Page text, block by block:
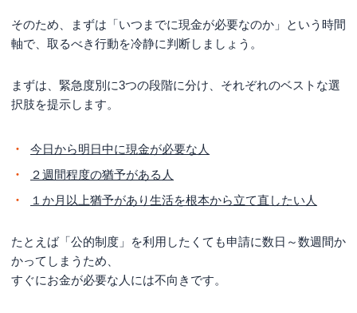
どこからも借りられない状態が長く続いているな
ら公的支援や債務整理を検討
貸付制度
家賃補助で生活基盤を守る住居確保給付金
借金返済が不可能なら債務整理でリセットするのもひと
つの手段
どこからもお金を借りられないときに考えられる
理由３選
年収や属性情報が審査基準を満たしていない
借入総額の制限をオーバーしている
そのため、まずは「いつまでに現金が必要なのか」という時間
軸で、取るべき行動を冷静に判断しましょう。
まずは、緊急度別に3つの段階に分け、それぞれのベストな選
択肢を提示します。
今日から明日中に現金が必要な人
２週間程度の猶予がある人
１か月以上猶予があり生活を根本から立て直したい人
たとえば「公的制度」を利用したくても申請に数日～数週間か
かってしまうため、
すぐにお金が必要な人には不向きです。